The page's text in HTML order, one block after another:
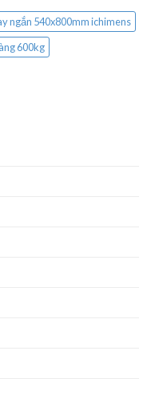
ngắn 540x800mm ichimens
600kg